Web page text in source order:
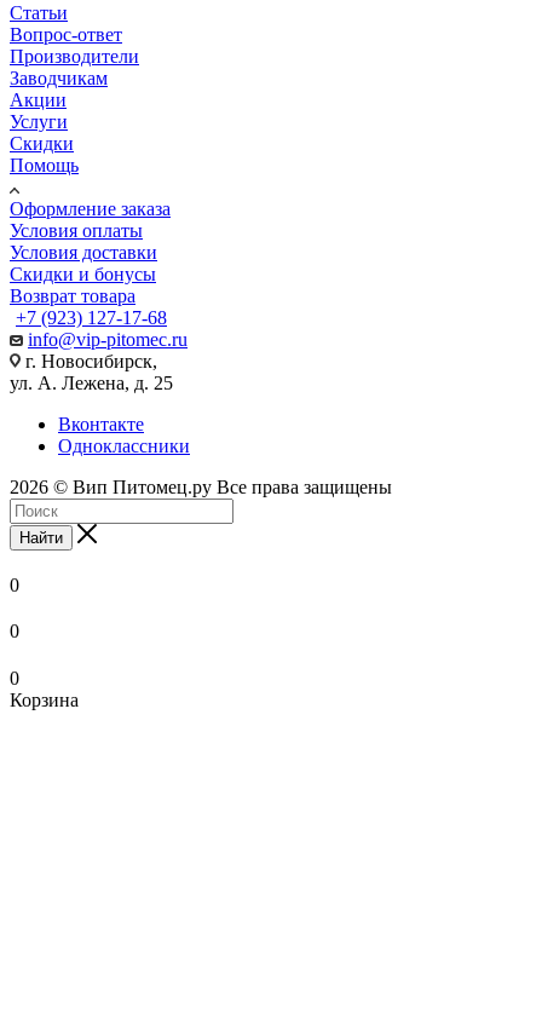
Статьи
Вопрос-ответ
Производители
Заводчикам
Акции
Услуги
Скидки
Помощь
Оформление заказа
Условия оплаты
Условия доставки
Скидки и бонусы
Возврат товара
+7 (923) 127-17-68
info@vip-pitomec.ru
г. Новосибирск,
ул. А. Лежена, д. 25
Вконтакте
Одноклассники
2026 © Вип Питомец.ру Все права защищены
Найти
0
0
0
Корзина